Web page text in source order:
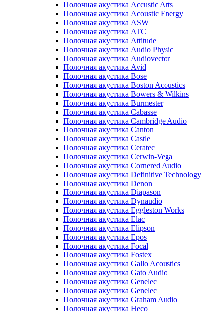
Полочная акустика Accustic Arts
Полочная акустика Acoustic Energy
Полочная акустика ASW
Полочная акустика ATC
Полочная акустика Attitude
Полочная акустика Audio Physic
Полочная акустика Audiovector
Полочная акустика Avid
Полочная акустика Bose
Полочная акустика Boston Acoustics
Полочная акустика Bowers & Wilkins
Полочная акустика Burmester
Полочная акустика Cabasse
Полочная акустика Cambridge Audio
Полочная акустика Canton
Полочная акустика Castle
Полочная акустика Ceratec
Полочная акустика Cerwin-Vega
Полочная акустика Cornered Audio
Полочная акустика Definitive Technology
Полочная акустика Denon
Полочная акустика Diapason
Полочная акустика Dynaudio
Полочная акустика Eggleston Works
Полочная акустика Elac
Полочная акустика Elipson
Полочная акустика Epos
Полочная акустика Focal
Полочная акустика Fostex
Полочная акустика Gallo Acoustics
Полочная акустика Gato Audio
Полочная акустика Genelec
Полочная акустика Genelec
Полочная акустика Graham Audio
Полочная акустика Heco